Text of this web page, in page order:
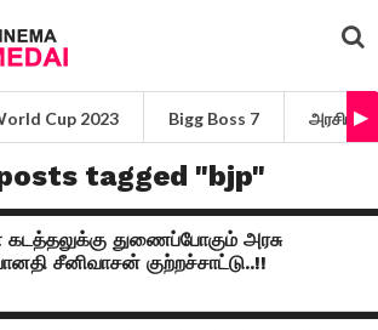
Cup 2023 Bigg Boss 7 அரசியல்
tagged "bjp"
துணைப்போகும் அரசு
சீனிவாசன் குற்றச்சாட்டு..!!